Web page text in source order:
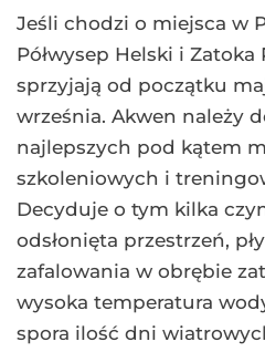
Jeśli chodzi o miejsca w
Półwysep Helski i
sprzyjają od początku
września. Akwen należy
najlepszych pod kątem
szkoleniowych i
Decyduje o tym kilka
odsłonięta przestrzeń,
zafalowania w obrębie
wysoka temperatura
spora ilość dni